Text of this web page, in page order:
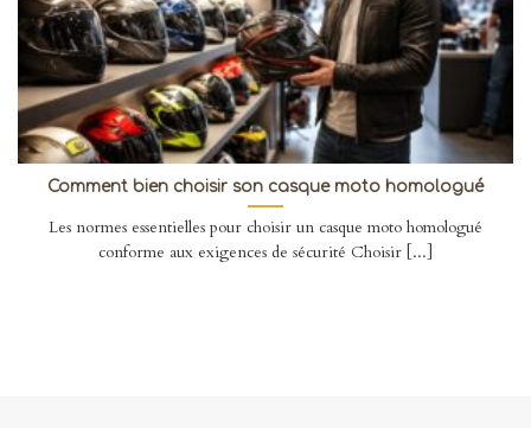
Comment bien choisir son casque moto homologué
Les normes essentielles pour choisir un casque moto homologué
conforme aux exigences de sécurité Choisir [...]